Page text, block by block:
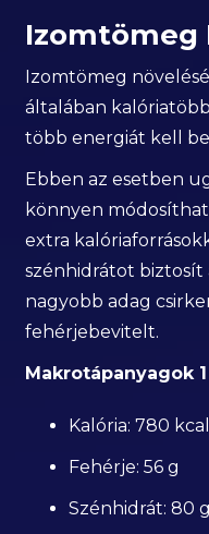
Izomtömeg
Izomtömeg
általában
több energiát kell
Ebben az esetben
könnyen
extra
szénhidrátot biztosít
nagyobb adag
fehérjebevitelt.
Makrotápanyagok
Kalória: 780 kcal
Fehérje: 56 g
Szénhidrát: 80 g